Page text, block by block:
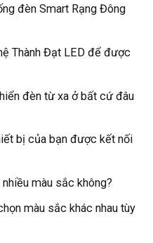
đèn Smart Rạng Đông
Thành Đạt LED để được
đèn từ xa ở bất cứ đâu
bị của bạn được kết nối
màu sắc không?
màu sắc khác nhau tùy